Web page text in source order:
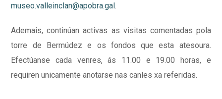
museo.valleinclan@apobra.gal
Ademais, continúan activas as visitas comentadas pola
torre de Bermúdez e os fondos que esta atesoura.
Efectúanse cada venres, ás 11.00 e 19.00 horas, e
requiren unicamente anotarse nas canles xa referidas.